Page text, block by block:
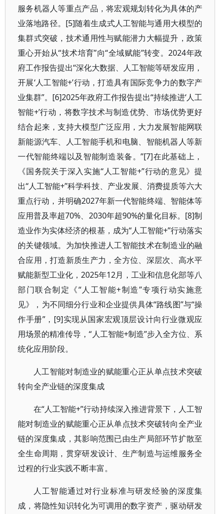
服务机器人等重点产品，将宏观规划转化为具体的产
业落地路径。[5]随着生成式人工智能与通用大模型的
集群式突破，技术通用性与赋能潜力大幅提升，政策
重心开始从“技术培育”向“全域赋能”转变。2024年政
府工作报告提出“深化大数据、人工智能等研发应用，
开展‘人工智能+’行动，打造具有国际竞争力的数字产
业集群”。[6]2025年政府工作报告提出“持续推进‘人工
智能+’行动，将数字技术与制造优势、市场优势更好
结合起来，支持大模型广泛应用，大力发展智能网联
新能源汽车、人工智能手机和电脑、智能机器人等新
一代智能终端以及智能制造装备。”[7]在此基础上，
《国务院关于深入实施“人工智能+”行动的意见》提
出“人工智能+”科学科技、产业发展、消费提质等六大
重点行动，并明确2027年新一代智能终端、智能体等
应用普及率超70%、2030年超90%的量化目标。[8]制
造业作为实体经济的根基，成为“人工智能+”行动落实
的关键领域。为加快推进人工智能技术在制造业的融
合应用，打造新质生产力，全方位、深层次、高水平
赋能新型工业化，2025年12月，工业和信息化部等八
部门联合制定《“人工智能+制造”专项行动实施意
见》，为不同细分行业和企业提供具体“路线图”与“操
作手册”，[9]实现从国家宏观顶层设计向行业微观应
用场景的精准传导，“人工智能+制造”步入全方位、系
统化应用阶段。
人工智能对制造业的赋能重心正从单点技术突破
转向全产业链的深度集成
在“人工智能+”行动持续深入推进背景下，人工智
能对制造业的赋能重心正从单点技术突破转向全产业
链的深度集成，其影响范围已由生产局部环节扩散至
全生命周期，贯穿研发设计、生产制造与运维服务全
过程的行业实践不断丰富。
人工智能通过对行业标准与研发经验的深度集
成，将隐性知识转化为可调用的数字资产，驱动研发